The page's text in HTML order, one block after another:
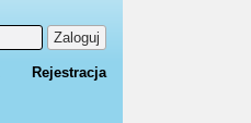
Zaloguj
Rejestracja